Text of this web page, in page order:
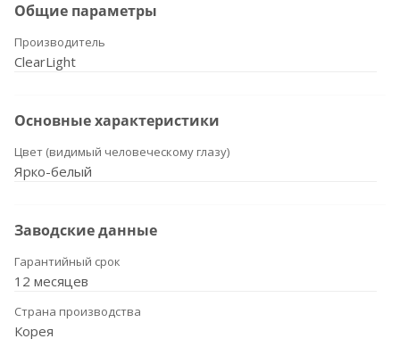
Общие параметры
Производитель
ClearLight
Основные характеристики
Цвет (видимый человеческому глазу)
Ярко-белый
Заводские данные
Гарантийный срок
12 месяцев
Страна производства
Корея